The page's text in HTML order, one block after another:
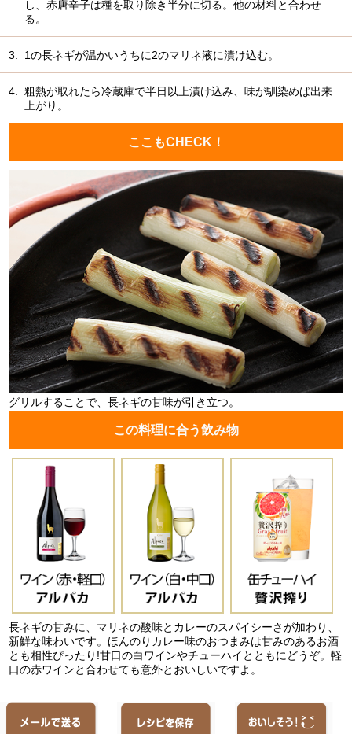
し、赤唐辛子は種を取り除き半分に切る。他の材料と合わせ
る。
3. 1の長ネギが温かいうちに2のマリネ液に漬け込む。
4.
粗熱が取れたら冷蔵庫で半日以上漬け込み、味が馴染めば出来
上がり。
ここもCHECK！
グリルすることで、長ネギの甘味が引き立つ。
この料理に合う飲み物
長ネギの甘みに、マリネの酸味とカレーのスパイシーさが加わり、
新鮮な味わいです。ほんのりカレー味のおつまみは甘みのあるお酒
とも相性ぴったり!甘口の白ワインやチューハイとともにどうぞ。軽
口の赤ワインと合わせても意外とおいしいですよ。